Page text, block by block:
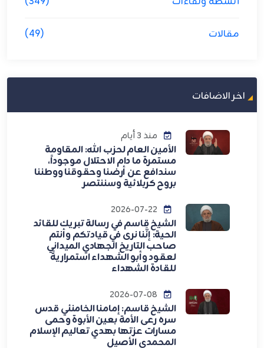
مقالات (49)
اخر الاضافات
منذ 3 أيام
الأمين العام لحزب الله: المقاومة
مستمرة ما دام الاحتلال موجوداً،
سندافع عن أرضنا وحقوقنا ووطننا
بروح كربلائية وسننتصر
الشيخ قاسم في رسالة تبريك للقائد
الحية: إنَّنا نرى في قيادتكم وأنتم
صاحب التاريخ الجهادي الميداني
لعقود وأبو الشهداء استمراريةً
للقادة الشهداء
الشيخ قاسم: إمامنا الخامنئي قدس
سره رعى الأمة بعين الأبوة وحمى
مسارات عزتها بهدي تعاليم الإسلام
المحمدي الأصيل